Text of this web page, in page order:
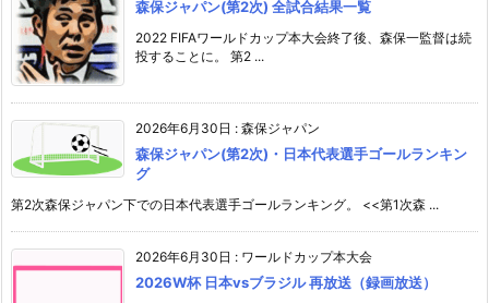
森保ジャパン(第2次) 全試合結果一覧
2022 FIFAワールドカップ本大会終了後、森保一監督は続
投することに。 第2 ...
2026年6月30日 : 森保ジャパン
森保ジャパン(第2次)・日本代表選手ゴールランキン
グ
第2次森保ジャパン下での日本代表選手ゴールランキング。 <<第1次森 ...
2026年6月30日 : ワールドカップ本大会
2026W杯 日本vsブラジル 再放送（録画放送）